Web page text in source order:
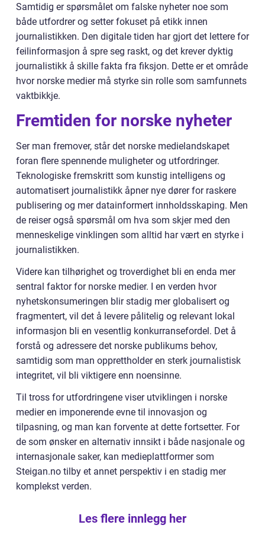
Samtidig er spørsmålet om falske nyheter noe som
både utfordrer og setter fokuset på etikk innen
journalistikken. Den digitale tiden har gjort det lettere for
feilinformasjon å spre seg raskt, og det krever dyktig
journalistikk å skille fakta fra fiksjon. Dette er et område
hvor norske medier må styrke sin rolle som samfunnets
vaktbikkje.
Fremtiden for norske nyheter
Ser man fremover, står det norske medielandskapet
foran flere spennende muligheter og utfordringer.
Teknologiske fremskritt som kunstig intelligens og
automatisert journalistikk åpner nye dører for raskere
publisering og mer datainformert innholdsskaping. Men
de reiser også spørsmål om hva som skjer med den
menneskelige vinklingen som alltid har vært en styrke i
journalistikken.
Videre kan tilhørighet og troverdighet bli en enda mer
sentral faktor for norske medier. I en verden hvor
nyhetskonsumeringen blir stadig mer globalisert og
fragmentert, vil det å levere pålitelig og relevant lokal
informasjon bli en vesentlig konkurransefordel. Det å
forstå og adressere det norske publikums behov,
samtidig som man opprettholder en sterk journalistisk
integritet, vil bli viktigere enn noensinne.
Til tross for utfordringene viser utviklingen i norske
medier en imponerende evne til innovasjon og
tilpasning, og man kan forvente at dette fortsetter. For
de som ønsker en alternativ innsikt i både nasjonale og
internasjonale saker, kan medieplattformer som
Steigan.no tilby et annet perspektiv i en stadig mer
komplekst verden.
Les flere innlegg her